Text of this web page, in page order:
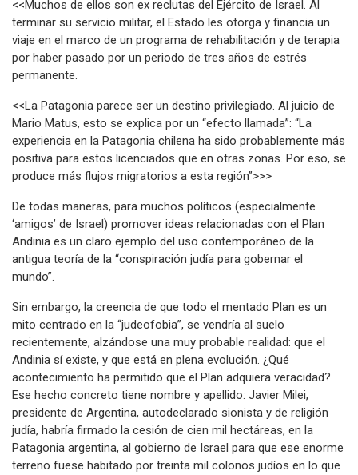
<<Muchos de ellos son ex reclutas del Ejército de Israel. Al
terminar su servicio militar, el Estado les otorga y financia un
viaje en el marco de un programa de rehabilitación y de terapia
por haber pasado por un periodo de tres años de estrés
permanente.
<<La Patagonia parece ser un destino privilegiado. Al juicio de
Mario Matus, esto se explica por un “efecto llamada”: “La
experiencia en la Patagonia chilena ha sido probablemente más
positiva para estos licenciados que en otras zonas. Por eso, se
produce más flujos migratorios a esta región”>>>
De todas maneras, para muchos políticos (especialmente
‘amigos’ de Israel) promover ideas relacionadas con el Plan
Andinia es un claro ejemplo del uso contemporáneo de la
antigua teoría de la “conspiración judía para gobernar el
mundo”.
Sin embargo, la creencia de que todo el mentado Plan es un
mito centrado en la “judeofobia”, se vendría al suelo
recientemente, alzándose una muy probable realidad: que el
Andinia sí existe, y que está en plena evolución. ¿Qué
acontecimiento ha permitido que el Plan adquiera veracidad?
Ese hecho concreto tiene nombre y apellido: Javier Milei,
presidente de Argentina, autodeclarado sionista y de religión
judía, habría firmado la cesión de cien mil hectáreas, en la
Patagonia argentina, al gobierno de Israel para que ese enorme
terreno fuese habitado por treinta mil colonos judíos en lo que